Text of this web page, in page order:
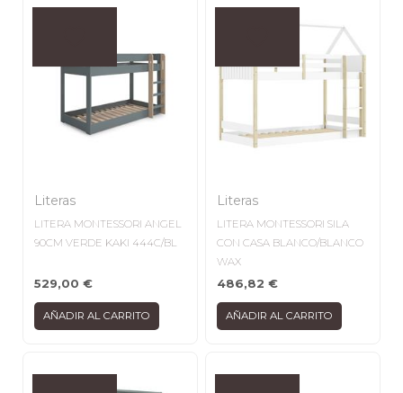
Literas
LITERA MONTESSORI ANGEL
90CM VERDE KAKI 444C/BL
529,00€
AÑADIR AL CARRITO
Literas
LITERA MONTESSORI SILA
CON CASA BLANCO/BLANCO
WAX
486,82 €
AÑADIR AL CARRITO